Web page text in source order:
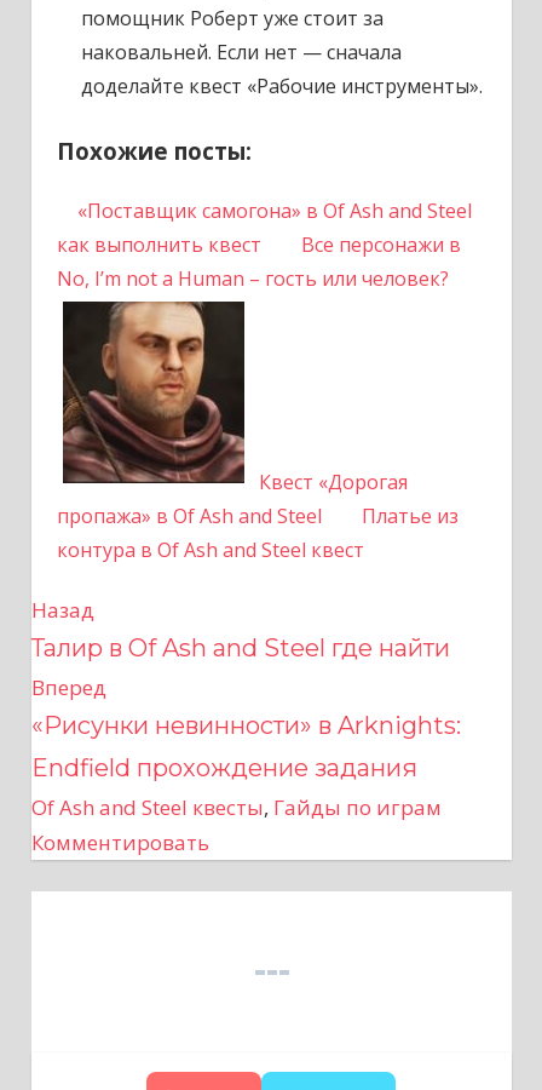
помощник Роберт уже стоит за
наковальней. Если нет — сначала
доделайте квест «Рабочие инструменты».
Похожие посты:
«Поставщик самогона» в Of Ash and Steel
как выполнить квест
Все персонажи в
No, I’m not a Human – гость или человек?
Квест «Дорогая
пропажа» в Of Ash and Steel
Платье из
контура в Of Ash and Steel квест
Н
а
в
и
г
а
Назад
Талир в Of Ash and Steel где найти
Вперед
«Рисунки невинности» в Arknights:
Endfield прохождение задания
Of Ash and Steel квесты, Гайды по играм
Комментировать